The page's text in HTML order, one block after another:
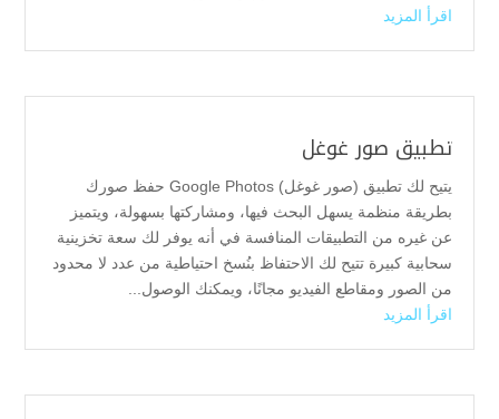
اقرأ المزيد
تطبيق صور غوغل
يتيح لك تطبيق (صور غوغل) Google Photos حفظ صورك
بطريقة منظمة يسهل البحث فيها، ومشاركتها بسهولة، ويتميز
عن غيره من التطبيقات المنافسة في أنه يوفر لك سعة تخزينية
سحابية كبيرة تتيح لك الاحتفاظ بنُسخ احتياطية من عدد لا محدود
من الصور ومقاطع الفيديو مجانًا، ويمكنك الوصول...
اقرأ المزيد